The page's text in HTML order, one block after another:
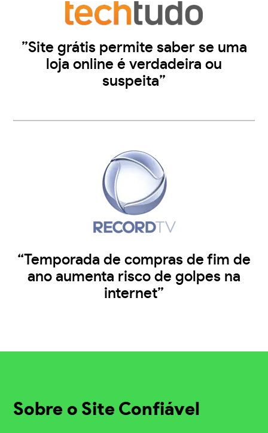
”Site grátis permite saber se uma
loja online é verdadeira ou
suspeita”
“Temporada de compras de fim de
ano aumenta risco de golpes na
internet”
Sobre o Site Confiável